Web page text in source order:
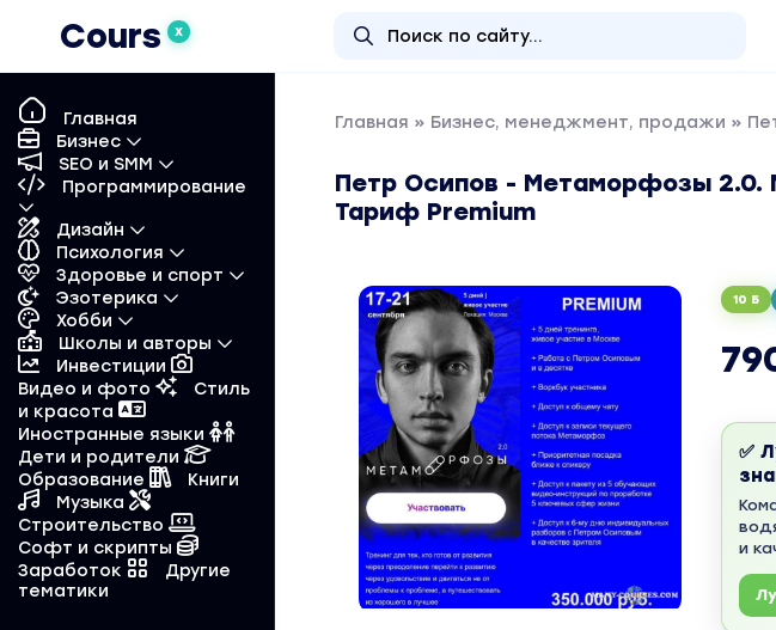
Cours X
Главная
Бизнес
SEO и SMM
Программирование
Дизайн
Психология
Здоровье и спорт
Эзотерика
Хобби
Школы и авторы
Инвестиции
Видео и фото
Стиль
и красота
Иностранные языки
Дети и родители
Образование
Книги
Музыка
Строительство
Софт и скрипты
Заработок
Другие
тематики
Главная » Бизнес, менеджмент, продажи »
Петр Осипов - Метаморфозы 2.0.
Тариф Premium
10 Б
✅
и